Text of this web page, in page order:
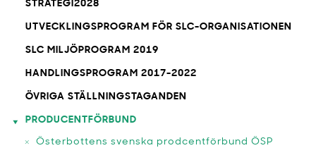
STRATEGI2028
UTVECKLINGSPROGRAM FÖR SLC-ORGANISATIONEN
SLC MILJÖPROGRAM 2019
HANDLINGSPROGRAM 2017-2022
ÖVRIGA STÄLLNINGSTAGANDEN
PRODUCENTFÖRBUND
Österbottens svenska prodcentförbund ÖSP